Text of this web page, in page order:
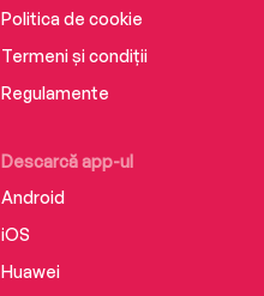
Descarcă app-ul
Android
iOS
Huawei
Politica de cookie
Termeni și condiții
Regulamente